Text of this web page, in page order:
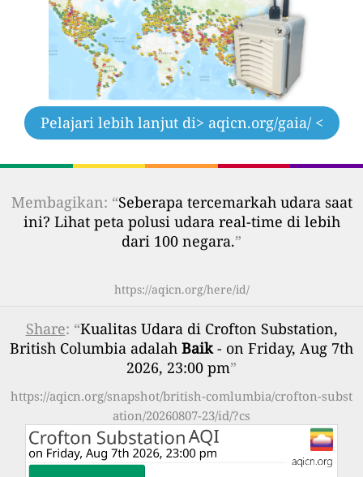
Pelajari lebih lanjut di> aqicn.org/gaia/ <
Membagikan: “Seberapa tercemarkah udara saat
ini? Lihat peta polusi udara real-time di lebih
dari 100 negara.”
https://aqicn.org/here/id/
Share: “Kualitas Udara di Crofton Substation,
British Columbia adalah Baik- on Friday, Aug 7th
2026, 23:00 pm”
https://aqicn.org/snapshot/british-comlumbia/crofton-subst
ation/20260807-23/id/?cs